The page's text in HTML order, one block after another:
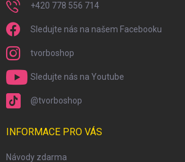
+420 778 556 714
Sledujte nás na našem Facebooku
tvorboshop
Sledujte nás na Youtube
@tvorboshop
INFORMACE PRO VÁS
Návody zdarma